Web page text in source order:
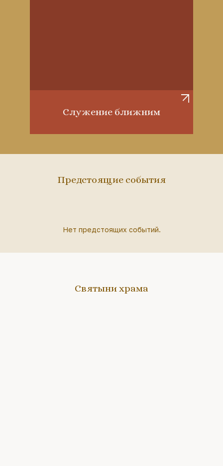
Служение ближним
Предстоящие события
Нет предстоящих событий.
Святыни храма